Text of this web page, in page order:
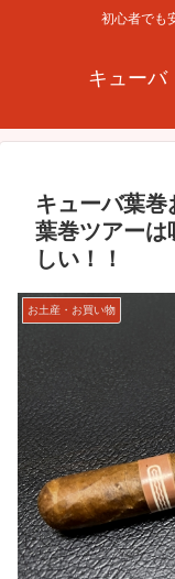
初心者でも
キューバ
キューバ葉巻
葉巻ツアーは
しい！！
お土産・お買い物